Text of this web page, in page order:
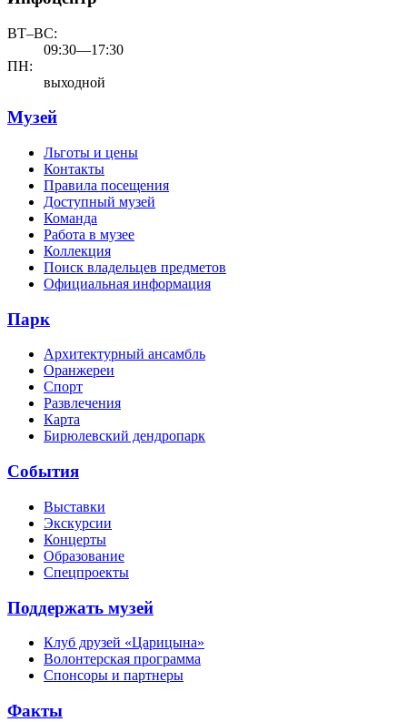
ВТ–ВС:
09:30—17:30
ПН:
выходной
Музей
Льготы и цены
Контакты
Правила посещения
Доступный музей
Команда
Работа в музее
Коллекция
Поиск владельцев предметов
Официальная информация
Парк
Архитектурный ансамбль
Оранжереи
Спорт
Развлечения
Карта
Бирюлевский дендропарк
События
Выставки
Экскурсии
Концерты
Образование
Спецпроекты
Поддержать музей
Клуб друзей «Царицына»
Волонтерская программа
Спонсоры и партнеры
Факты